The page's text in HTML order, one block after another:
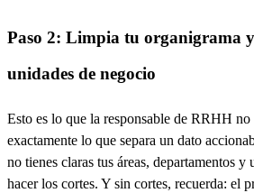
Paso 2: Limpia tu organigrama
unidades de negocio
Esto es lo que la responsable de RRHH no
exactamente lo que separa un dato
no tienes claras tus áreas, departamentos y
hacer los cortes. Y sin cortes, recuerda: el